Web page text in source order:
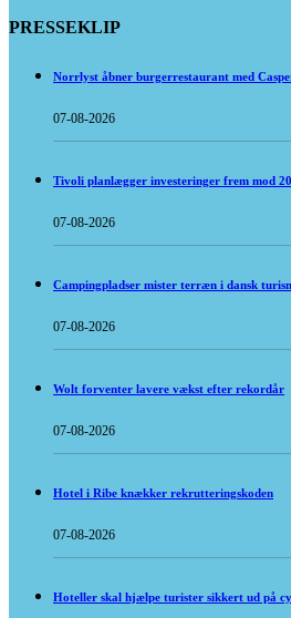
PRESSEKLIP
Norrlyst åbner burgerrestaurant med
07-08-2026
Tivoli planlægger investeringer frem mod
07-08-2026
Campingpladser mister terræn i dansk
07-08-2026
Wolt forventer lavere vækst efter rekordår
07-08-2026
Hotel i Ribe knækker rekrutteringskoden
07-08-2026
Hoteller skal hjælpe turister sikkert ud på